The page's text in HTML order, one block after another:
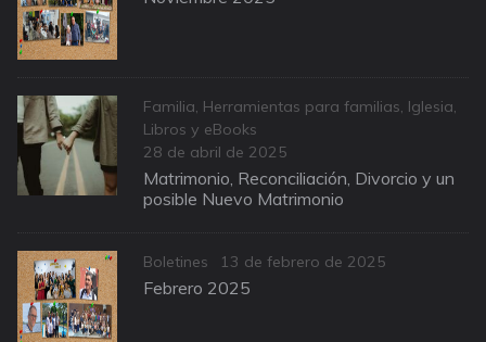
Categories
Familia, Herramientas para familias, Iglesia,
Libros y eBooks
Posted
on
28 de abril de 2025
Matrimonio, Reconciliación, Divorcio y un
posible Nuevo Matrimonio
Categories
Boletines
Posted
on
13 de febrero de 2025
Febrero 2025